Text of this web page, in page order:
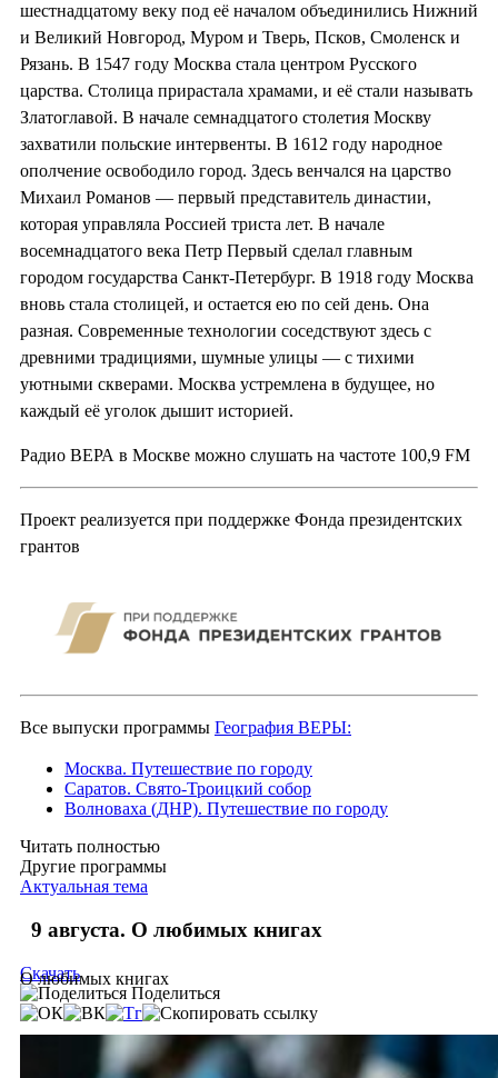
шестнадцатому веку под её началом объединились Нижний
и Великий Новгород, Муром и Тверь, Псков, Смоленск и
Рязань. В 1547 году Москва стала центром Русского
царства. Столица прирастала храмами, и её стали называть
Златоглавой. В начале семнадцатого столетия Москву
захватили польские интервенты. В 1612 году народное
ополчение освободило город. Здесь венчался на царство
Михаил Романов — первый представитель династии,
которая управляла Россией триста лет. В начале
восемнадцатого века Петр Первый сделал главным
городом государства Санкт-Петербург. В 1918 году Москва
вновь стала столицей, и остается ею по сей день. Она
разная. Современные технологии соседствуют здесь с
древними традициями, шумные улицы — с тихими
уютными скверами. Москва устремлена в будущее, но
каждый её уголок дышит историей.
Радио ВЕРА в Москве можно слушать на частоте 100,9 FM
Проект реализуется при поддержке Фонда президентских
грантов
Все выпуски программы География ВЕРЫ:
Москва. Путешествие по городу
Саратов. Свято-Троицкий собор
Волноваха (ДНР). Путешествие по городу
Читать полностью
Другие программы
Актуальная тема
9 августа. О любимых книгах
О любимых книгах
Скачать
Поделиться